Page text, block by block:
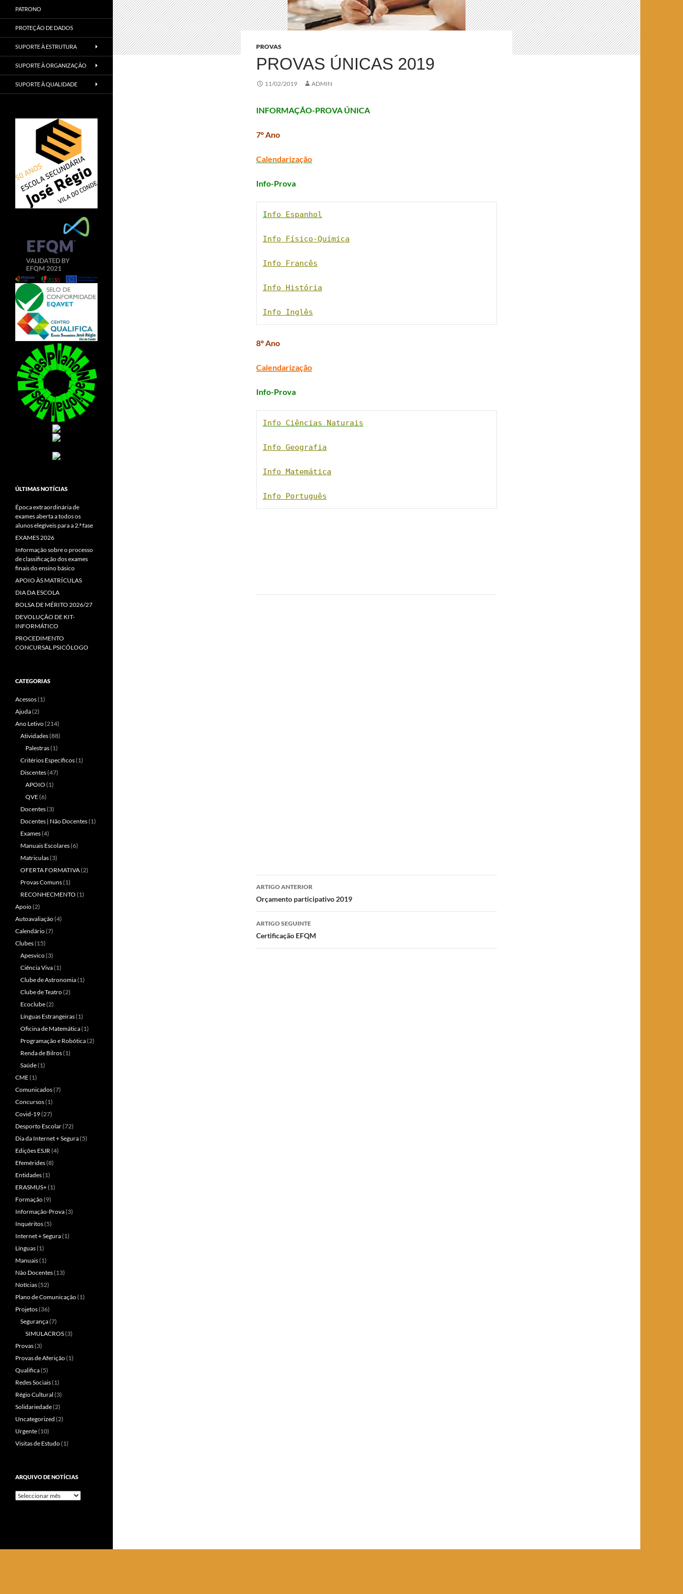
PROVAS
PROVAS ÚNICAS 2019
11/02/2019 ADMIN
INFORMAÇÃO-PROVA ÚNICA
7º Ano
Calendarização
Info-Prova
Info Espanhol
Info Físico-Química
Info Francês
Info História
Info Inglês
8º Ano
Calendarização
Info-Prova
Info Ciências Naturais
Info Geografia
Info Matemática
Info Português
Navegação
de
artigos
ARTIGO ANTERIOR
Orçamento participativo 2019
ARTIGO SEGUINTE
Certificação EFQM
PATRONO
PROTEÇÃO DE DADOS
SUPORTE À ESTRUTURA
SUPORTE À ORGANIZAÇÃO
SUPORTE À QUALIDADE
ÚLTIMAS NOTÍCIAS
Época extraordinária de
exames aberta a todos os
alunos elegíveis para a 2.ª fase
EXAMES 2026
Informação sobre o processo
de classificação dos exames
finais do ensino básico
APOIO ÀS MATRÍCULAS
DIA DA ESCOLA
BOLSA DE MÉRITO 2026/27
DEVOLUÇÃO DE KIT-
INFORMÁTICO
PROCEDIMENTO
CONCURSAL PSICÓLOGO
CATEGORIAS
Acessos(1)
Ajuda(2)
Ano Letivo(214)
Atividades(88)
Palestras(1)
Critérios Específicos(1)
Discentes(47)
APOIO (1)
QVE(6)
Docentes(3)
Docentes | Não Docentes(1)
Exames(4)
Manuais Escolares(6)
Matriculas(3)
OFERTA FORMATIVA(2)
Provas Comuns(1)
RECONHECMENTO (1)
Apoio(2)
Autoavaliação(4)
Calendário(7)
Clubes(15)
Apesvico(3)
Ciência Viva(1)
Clube de Astronomia(1)
Clube de Teatro(2)
Ecoclube(2)
Línguas Estrangeiras(1)
Oficina de Matemática(1)
Programação e Robótica(2)
Renda de Bilros(1)
Saúde(1)
CME(1)
Comunicados(7)
Concursos(1)
Covid-19(27)
Desporto Escolar(72)
Dia da Internet + Segura(5)
Edições ESJR (4)
Efemérides(8)
Entidades(1)
ERASMUS+(1)
Formação(9)
Informação-Prova(3)
Inquéritos(5)
Internet + Segura(1)
Línguas(1)
Manuais(1)
Não Docentes(13)
Notícias(52)
Plano de Comunicação(1)
Projetos(36)
Segurança(7)
SIMULACROS(3)
Provas(3)
Provas de Aferição(1)
Qualifica(5)
Redes Sociais(1)
Régio Cultural (3)
Solidariedade(2)
Uncategorized (2)
Urgente(10)
Visitas de Estudo(1)
ARQUIVO DE NOTÍCIAS
Arquivo